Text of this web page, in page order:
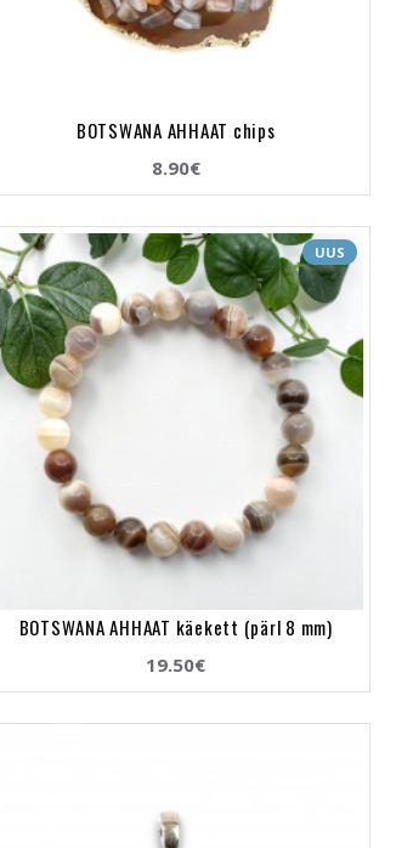
BOTSWANA AHHAAT chips
8.90€
UUS
BOTSWANA AHHAAT käekett (pärl 8 mm)
19.50€